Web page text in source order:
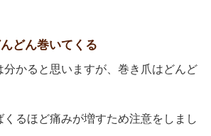
どん巻いてくる
分かると思いますが、巻き爪はどんど
るほど痛みが増すため注意をしまし